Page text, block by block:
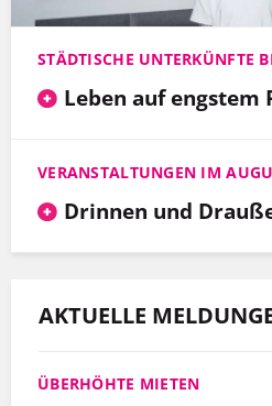
STÄDTISCHE UNTERKÜNFTE
Leben auf engstem
VERANSTALTUNGEN IM
Drinnen und
AKTUELLE
ÜBERHÖHTE MIETEN